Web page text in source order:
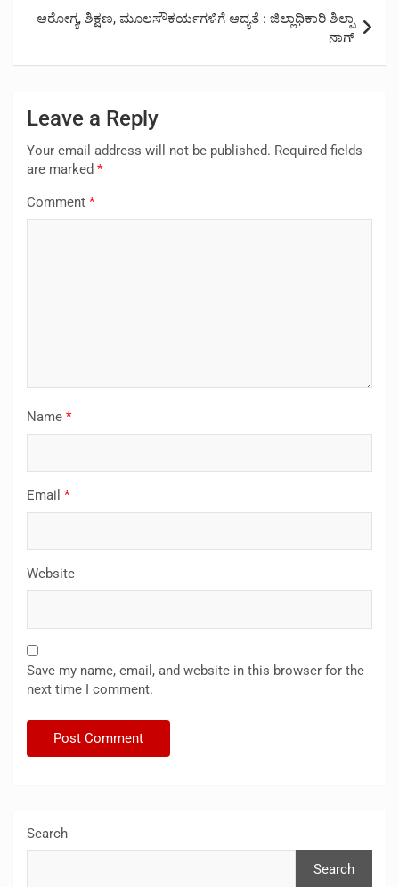
ಆರೋಗ್ಯ, ಶಿಕ್ಷಣ, ಮೂಲಸೌಕರ್ಯಗಳಿಗೆ ಆದ್ಯತೆ : ಜಿಲ್ಲಾಧಿಕಾರಿ ಶಿಲ್ಪಾ
ನಾಗ್
Leave a Reply
Your email address will not be published. Required fields
are marked *
Comment *
Name *
Email *
Website
Save my name, email, and website in this browser for the
next time I comment.
Search
Search